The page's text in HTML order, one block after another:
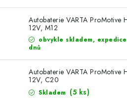
NABÍJEČKY
FOTOVOLTAIKA
Autobaterie VARTA ProMotive
12V, M12
obvykle skladem,
dnů
Autobaterie VARTA ProMotive
12V, C20
Skladem (5 ks)